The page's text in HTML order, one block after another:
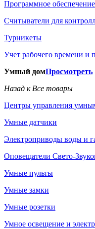
Программное обеспечение
Считыватели для
Турникеты
Учет рабочего времени и
Умный домПросмотреть
Назад к Все товары
Центры управления
Умные датчики
Электроприводы воды и
Оповещатели Свето-
Умные пульты
Умные замки
Умные розетки
Умное освещение и